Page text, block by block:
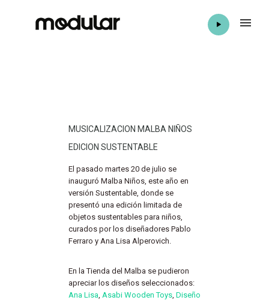
MUSICALIZACION MALBA NIÑOS
EDICION SUSTENTABLE
El pasado martes 20 de julio se
inauguró Malba Niños, este año en
versión Sustentable, donde se
presentó una edición limitada de
objetos sustentables para niños,
curados por los diseñadores Pablo
Ferraro y Ana Lisa Alperovich.
En la Tienda del Malba se pudieron
apreciar los diseños seleccionados:
Ana Lisa, Asabi Wooden Toys, Diseño